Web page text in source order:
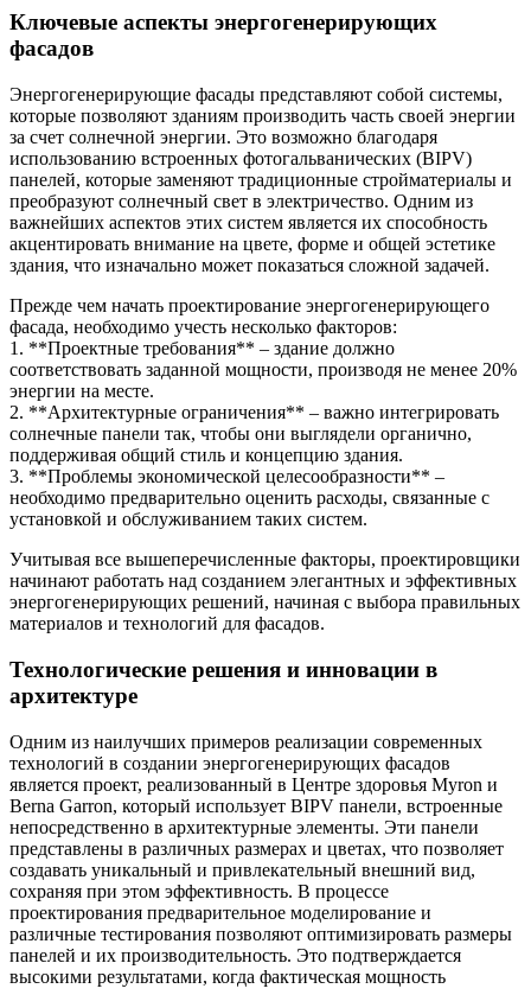
Ключевые аспекты энергогенерирующих
фасадов
Энергогенерирующие фасады представляют собой системы,
которые позволяют зданиям производить часть своей энергии
за счет солнечной энергии. Это возможно благодаря
использованию встроенных фотогальванических (BIPV)
панелей, которые заменяют традиционные стройматериалы и
преобразуют солнечный свет в электричество. Одним из
важнейших аспектов этих систем является их способность
акцентировать внимание на цвете, форме и общей эстетике
здания, что изначально может показаться сложной задачей.
Прежде чем начать проектирование энергогенерирующего
фасада, необходимо учесть несколько факторов:
1. **Проектные требования** – здание должно
соответствовать заданной мощности, производя не менее 20%
энергии на месте.
2. **Архитектурные ограничения** – важно интегрировать
солнечные панели так, чтобы они выглядели органично,
поддерживая общий стиль и концепцию здания.
3. **Проблемы экономической целесообразности** –
необходимо предварительно оценить расходы, связанные с
установкой и обслуживанием таких систем.
Учитывая все вышеперечисленные факторы, проектировщики
начинают работать над созданием элегантных и эффективных
энергогенерирующих решений, начиная с выбора правильных
материалов и технологий для фасадов.
Технологические решения и инновации в
архитектуре
Одним из наилучших примеров реализации современных
технологий в создании энергогенерирующих фасадов
является проект, реализованный в Центре здоровья Myron и
Berna Garron, который использует BIPV панели, встроенные
непосредственно в архитектурные элементы. Эти панели
представлены в различных размерах и цветах, что позволяет
создавать уникальный и привлекательный внешний вид,
сохраняя при этом эффективность. В процессе
проектирования предварительное моделирование и
различные тестирования позволяют оптимизировать размеры
панелей и их производительность. Это подтверждается
высокими результатами, когда фактическая мощность